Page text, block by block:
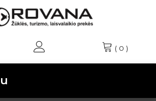
( 0 )